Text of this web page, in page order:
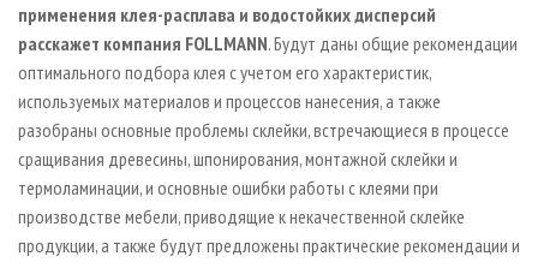
применения клея-расплава и водостойких дисперсий
расскажет компания FOLLMANN. Будут даны общие рекомендации
оптимального подбора клея с учетом его характеристик,
используемых материалов и процессов нанесения, а также
разобраны основные проблемы склейки, встречающиеся в процессе
сращивания древесины, шпонирования, монтажной склейки и
термоламинации, и основные ошибки работы с клеями при
производстве мебели, приводящие к некачественной склейке
продукции, а также будут предложены практические рекомендации и